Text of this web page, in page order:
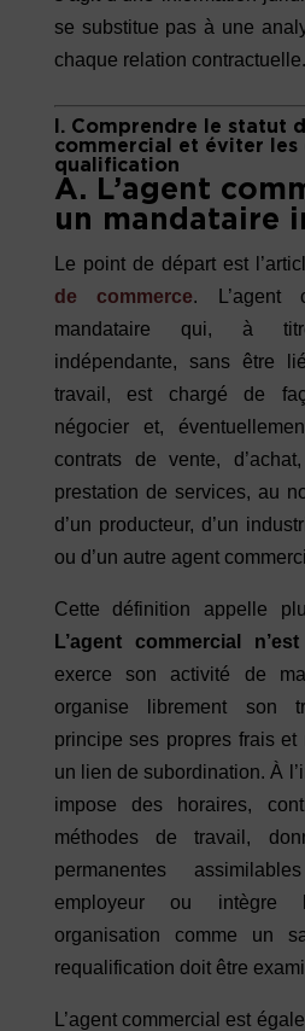
se substitue pas à une
chaque relation contractuelle.
I. Comprendre le statut
commercial et éviter les
qualification
A. L’agent
un mandataire
Le point de départ est
de commerce. L’agent
mandataire qui, à
indépendante, sans être
travail, est chargé de
négocier et,
contrats de vente,
prestation de services, au
d’un producteur, d’un
ou d’un autre agent
Cette définition appelle
L’agent commercial
exerce son activité de
organise librement son
principe ses propres frais et
un lien de subordination. À
impose des horaires,
méthodes de travail,
permanentes
employeur ou intègre
organisation comme un
requalification doit être
L’agent commercial est